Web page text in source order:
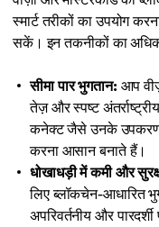
स्मार्ट तरीकों का उपयोग
सकें। इन तकनीकों का
सीमा पार भुगतान: आप
तेज़ और स्पष्ट
कनेक्ट जैसे उनके उपकरण,
करना आसान बनाते हैं।
धोखाधड़ी में कमी और
लिए ब्लॉकचेन-आधारित
अपरिवर्तनीय और